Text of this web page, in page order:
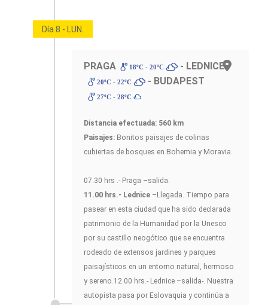
Día 8 - LUN.
PRAGA 18ºC - 20ºC - LEDNICE
20ºC - 22ºC - BUDAPEST
27ºC - 28ºC
Distancia efectuada: 560 km
Paisajes: Bonitos paisajes de colinas
cubiertas de bosques en Bohemia y Moravia.
07.30 hrs .- Praga –salida.
11.00 hrs.- Lednice –Llegada. Tiempo para
pasear en esta ciudad que ha sido declarada
patrimonio de la Humanidad por la Unesco
por su castillo neogótico que se encuentra
rodeado de extensos jardines y parques
paisajísticos en un entorno natural, hermoso
y sereno.12.00 hrs.- Lednice –salida-. Nuestra
autopista pasa por Eslovaquia y continúa a